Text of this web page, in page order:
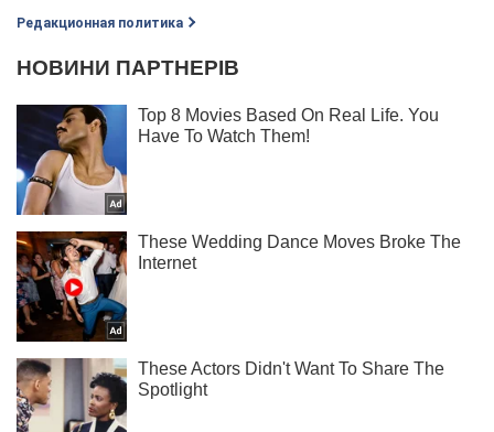
Редакционная политика